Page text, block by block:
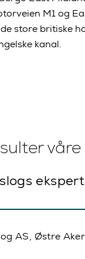
M1 og
store britiske
kanal.
AS, Østre